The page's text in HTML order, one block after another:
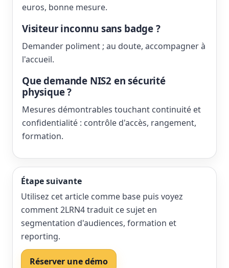
euros, bonne mesure.
Visiteur inconnu sans badge ?
Demander poliment ; au doute, accompagner à
l'accueil.
Que demande NIS2 en sécurité
physique ?
Mesures démontrables touchant continuité et
confidentialité : contrôle d'accès, rangement,
formation.
Étape suivante
Utilisez cet article comme base puis voyez
comment 2LRN4 traduit ce sujet en
segmentation d'audiences, formation et
reporting.
Réserver une démo